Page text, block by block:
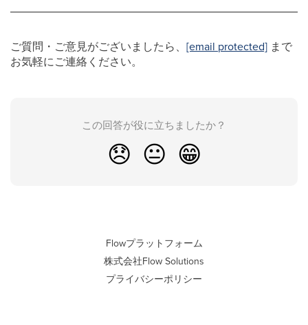
ご質問・ご意見がございましたら、 [email protected] まで
お気軽にご連絡ください。
この回答が役に立ちましたか？
😞 😐 😁
Flowプラットフォーム
株式会社Flow Solutions
プライバシーポリシー